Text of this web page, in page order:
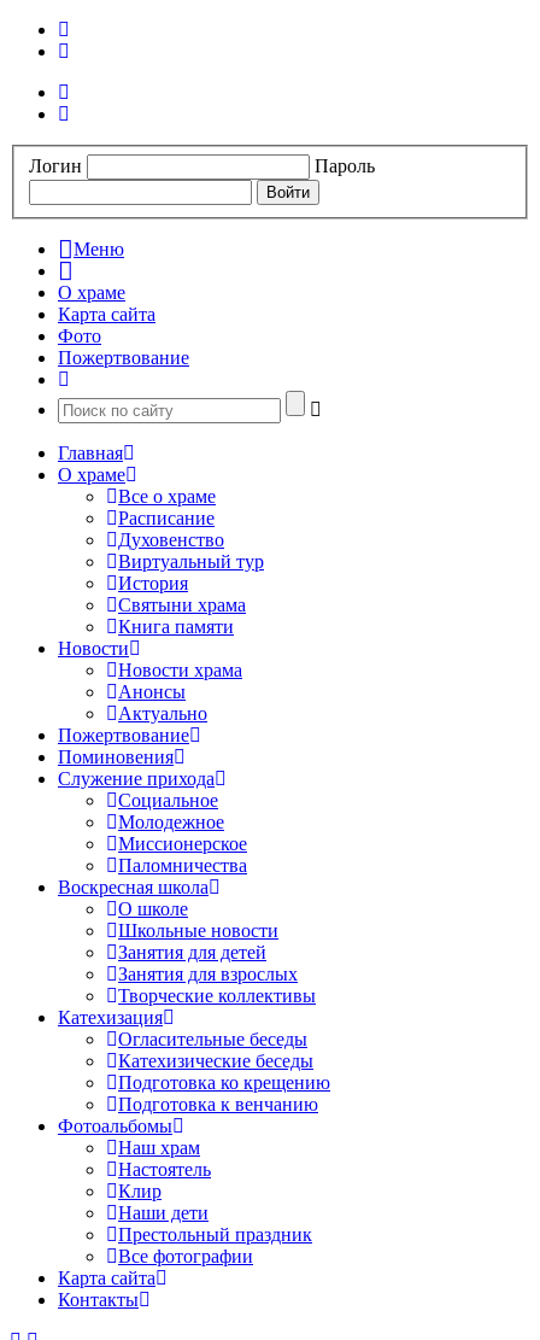
Логин Пароль
Меню
О храме
Карта сайта
Фото
Пожертвование
Главная
О храме
Все о храме
Расписание
Духовенство
Виртуальный тур
История
Святыни храма
Книга памяти
Новости
Новости храма
Анонсы
Актуально
Пожертвование
Поминовения
Служение прихода
Социальное
Молодежное
Миссионерское
Паломничества
Воскресная школа
О школе
Школьные новости
Занятия для детей
Занятия для взрослых
Творческие коллективы
Катехизация
Огласительные беседы
Катехизические беседы
Подготовка ко крещению
Подготовка к венчанию
Фотоальбомы
Наш храм
Настоятель
Клир
Наши дети
Престольный праздник
Все фотографии
Карта сайта
Контакты